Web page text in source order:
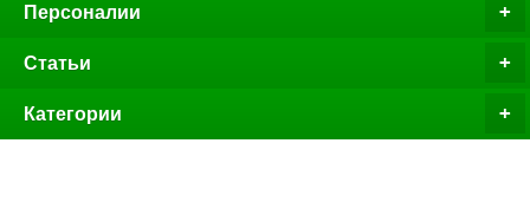
Персоналии
Статьи
Категории